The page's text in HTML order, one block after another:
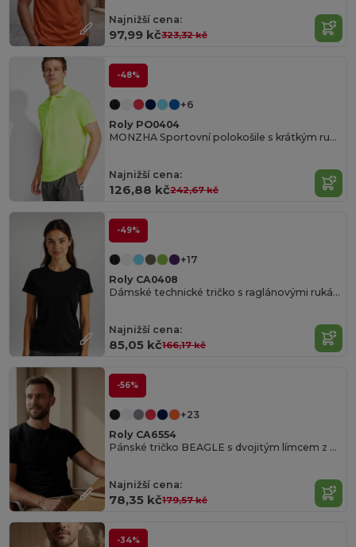
Najnižší cena:
97,99 kč323,32 kč
-48%
+6
Roly PO0404
MONZHA Sportovní polokošile s krátkým rukávem
Najnižší cena:
126,88 kč242,67 kč
-49%
+17
Roly CA0408
Dámské technické tričko s raglánovými rukávy
Najnižší cena:
85,05 kč166,17 kč
-56%
+23
Roly CA6554
Pánské tričko BEAGLE s dvojitým límcem z elastanu
Najnižší cena:
78,35 kč179,57 kč
-34%